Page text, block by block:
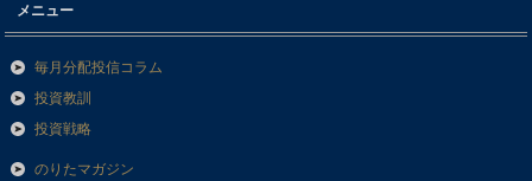
メニュー
毎月分配投信コラム
投資教訓
投資戦略
のりたマガジン